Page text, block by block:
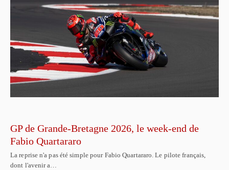
GP de Grande-Bretagne 2026, le week-end de
Fabio Quartararo
La reprise n'a pas été simple pour Fabio Quartararo. Le pilote français,
dont l'avenir a…